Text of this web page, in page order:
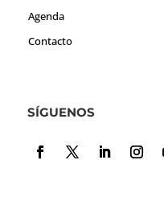
Agenda
Contacto
SÍGUENOS